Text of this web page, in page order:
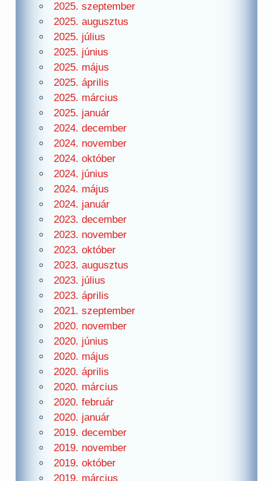
2025. szeptember
2025. augusztus
2025. július
2025. június
2025. május
2025. április
2025. március
2025. január
2024. december
2024. november
2024. október
2024. június
2024. május
2024. január
2023. december
2023. november
2023. október
2023. augusztus
2023. július
2023. április
2021. szeptember
2020. november
2020. június
2020. május
2020. április
2020. március
2020. február
2020. január
2019. december
2019. november
2019. október
2019. március